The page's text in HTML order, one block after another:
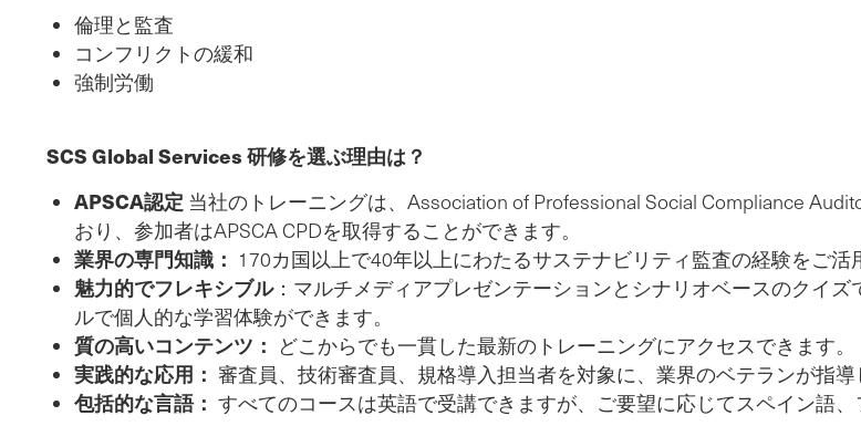
倫理と監査
コンフリクトの緩和
強制労働
SCS Global Services 研修を選ぶ理由は？
APSCA認定 当社のトレーニングは、Association of Professional Social Compliance
おり、参加者はAPSCA CPDを取得することができます。
業界の専門知識： 170カ国以上で40年以上にわたるサステナビリティ監査の経験をご活
魅力的でフレキシブル：マルチメディアプレゼンテーションとシナリオベースのクイ
ルで個人的な学習体験ができます。
質の高いコンテンツ： どこからでも一貫した最新のトレーニングにアクセスできます。
実践的な応用： 審査員、技術審査員、規格導入担当者を対象に、業界のベテランが指
包括的な言語： すべてのコースは英語で受講できますが、ご要望に応じてスペイン語